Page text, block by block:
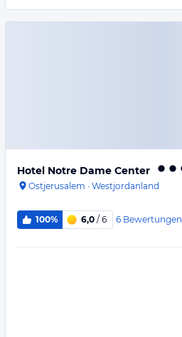
Hotel Notre Dame Center
Ostjerusalem · Westjordanland
100% 6,0 / 6 6 Bewertungen